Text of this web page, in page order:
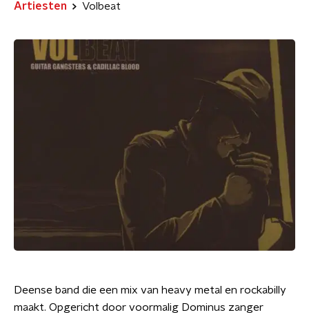
Artiesten Volbeat
Deense band die een mix van heavy metal en rockabilly
maakt. Opgericht door voormalig Dominus zanger